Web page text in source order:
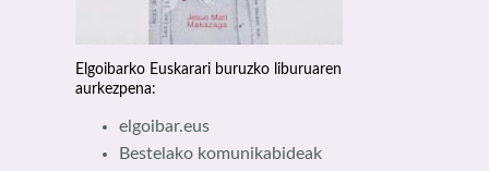
Elgoibarko Euskarari buruzko liburuaren
aurkezpena:
elgoibar.eus
Bestelako komunikabideak